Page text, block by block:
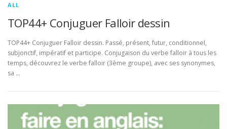
ALL
TOP44+ Conjuguer Falloir dessin
TOP44+ Conjuguer Falloir dessin. Passé, présent, futur, conditionnel,
subjonctif, impératif et participe. Conjugaison du verbe falloir à tous les
temps, découvrez le verbe falloir (3ème groupe), avec ses synonymes,
sa …